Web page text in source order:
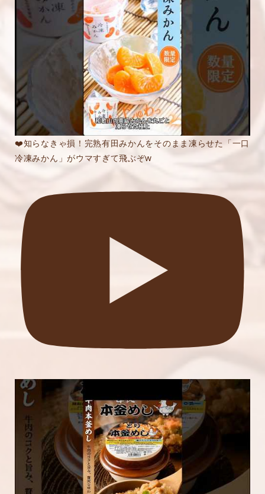
❤️知らなきゃ損！完熟有田みかんをそのまま凍らせた「一口
冷凍みかん」がウマすぎて飛ぶぞw